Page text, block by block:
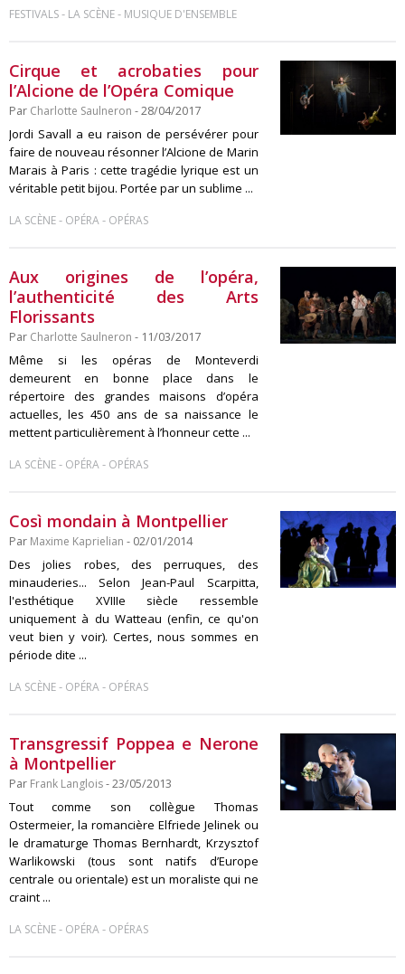
FESTIVALS- LA SCÈNE- MUSIQUE D'ENSEMBLE
Cirque et acrobaties pour
l’Alcione de l’Opéra Comique
Par Charlotte Saulneron - 28/04/2017
Jordi Savall a eu raison de persévérer pour
faire de nouveau résonner l’Alcione de Marin
Marais à Paris : cette tragédie lyrique est un
véritable petit bijou. Portée par un sublime ...
LA SCÈNE- OPÉRA- OPÉRAS
Aux origines de l’opéra,
l’authenticité des Arts
Florissants
Par Charlotte Saulneron - 11/03/2017
Même si les opéras de Monteverdi
demeurent en bonne place dans le
répertoire des grandes maisons d’opéra
actuelles, les 450 ans de sa naissance le
mettent particulièrement à l’honneur cette ...
LA SCÈNE- OPÉRA- OPÉRAS
Così mondain à Montpellier
Par Maxime Kaprielian - 02/01/2014
Des jolies robes, des perruques, des
minauderies... Selon Jean-Paul Scarpitta,
l'esthétique XVIIIe siècle ressemble
uniquement à du Watteau (enfin, ce qu'on
veut bien y voir). Certes, nous sommes en
période dite ...
LA SCÈNE- OPÉRA- OPÉRAS
Transgressif Poppea e Nerone
à Montpellier
Par Frank Langlois- 23/05/2013
Tout comme son collègue Thomas
Ostermeier, la romancière Elfriede Jelinek ou
le dramaturge Thomas Bernhardt, Krzysztof
Warlikowski (tous sont natifs d’Europe
centrale ou orientale) est un moraliste qui ne
craint ...
LA SCÈNE- OPÉRA- OPÉRAS